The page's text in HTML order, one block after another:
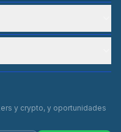
y crypto, y oportunidades